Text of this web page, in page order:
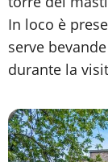
In loco è
serve
durante la